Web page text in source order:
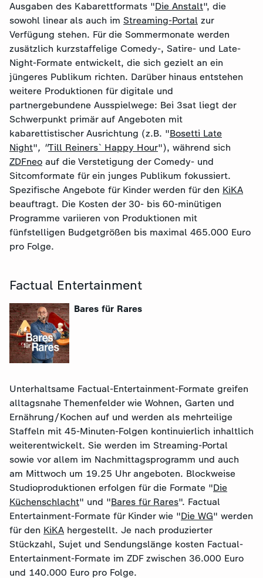
Ausgaben des Kabarettformats "Die Anstalt", die
sowohl linear als auch im Streaming-Portal zur
Verfügung stehen. Für die Sommermonate werden
zusätzlich kurzstaffelige Comedy-, Satire- und Late-
Night-Formate entwickelt, die sich gezielt an ein
jüngeres Publikum richten. Darüber hinaus entstehen
weitere Produktionen für digitale und
partnergebundene Ausspielwege: Bei 3sat liegt der
Schwerpunkt primär auf Angeboten mit
kabarettistischer Ausrichtung (z.B. "Bosetti Late
Night", "Till Reiners` Happy Hour"), während sich
ZDFneo auf die Verstetigung der Comedy- und
Sitcomformate für ein junges Publikum fokussiert.
Spezifische Angebote für Kinder werden für den KiKA
beauftragt. Die Kosten der 30- bis 60-minütigen
Programme variieren von Produktionen mit
fünfstelligen Budgetgrößen bis maximal 465.000 Euro
pro Folge.
Factual Entertainment
Bares für Rares
Unterhaltsame Factual-Entertainment-Formate greifen
alltagsnahe Themenfelder wie Wohnen, Garten und
Ernährung/Kochen auf und werden als mehrteilige
Staffeln mit 45-Minuten-Folgen kontinuierlich inhaltlich
weiterentwickelt. Sie werden im Streaming-Portal
sowie vor allem im Nachmittagsprogramm und auch
am Mittwoch um 19.25 Uhr angeboten. Blockweise
Studioproduktionen erfolgen für die Formate "Die
Küchenschlacht" und "Bares für Rares". Factual
Entertainment-Formate für Kinder wie "Die WG" werden
für den KiKA hergestellt. Je nach produzierter
Stückzahl, Sujet und Sendungslänge kosten Factual-
Entertainment-Formate im ZDF zwischen 36.000 Euro
und 140.000 Euro pro Folge.